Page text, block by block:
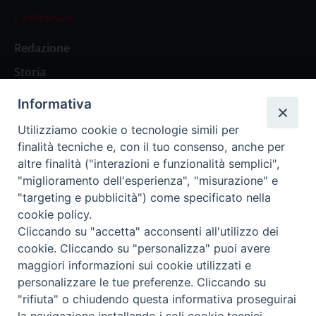
L’editoriale
Redazione
Storia
Abbonamenti
Abbonamento Annuale Digitale
Abbonamento Annuale Cartaceo
Abbonamento Singola Copia Digitale
Redazione: Pavia, Piazza Duomo 11 - tel. 0382.24736 -
amministrazione@ilticino.it - repossi@ilticino.it - P.
Informativa
Utilizziamo cookie o tecnologie simili per
finalità tecniche e, con il tuo consenso, anche per
altre finalità ("interazioni e funzionalità semplici",
"miglioramento dell'esperienza", "misurazione" e
"targeting e pubblicità") come specificato nella
cookie policy.
Cliccando su "accetta" acconsenti all'utilizzo dei
cookie. Cliccando su "personalizza" puoi avere
maggiori informazioni sui cookie utilizzati e
personalizzare le tue preferenze. Cliccando su
"rifiuta" o chiudendo questa informativa proseguirai